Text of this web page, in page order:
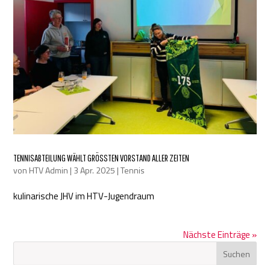
TENNISABTEILUNG WÄHLT GRÖSSTEN VORSTAND ALLER ZEITEN
von HTV Admin | 3 Apr. 2025 |Tennis
kulinarische JHV im HTV-Jugendraum
Nächste Einträge »